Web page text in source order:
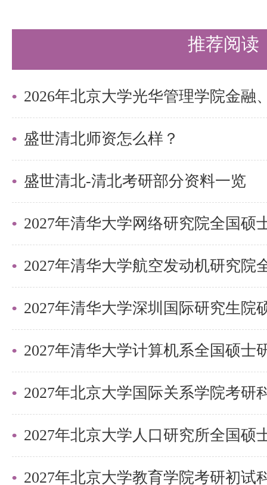
告；申请退役大学生士兵加分符
伍批准书》和《退出现役证》等
务系统。
以上材料须于3月23日（周一）
申请服务系统。
资格审查材料名称
有效身份证件
学历、学位证书（应届生提供学
原件）
持境外学历证书的需提交教育部
服务中心认证报告
推荐阅读
盛世清北师资怎么样？
盛世清北-清北考研部分资料一览
2027年清华大学深圳国际研究生院
2027年北京大学国际关系学院考研
2027年北京大学教育学院考研初试